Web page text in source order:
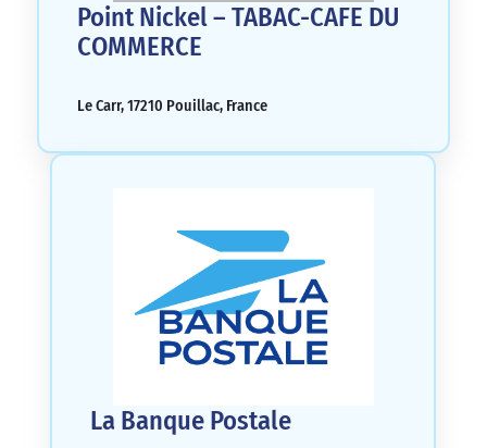
Point Nickel – TABAC-CAFE DU
COMMERCE
Le Carr, 17210 Pouillac, France
La Banque Postale